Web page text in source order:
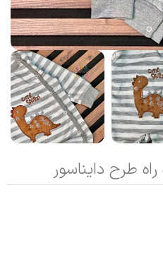
طرح دایناسور